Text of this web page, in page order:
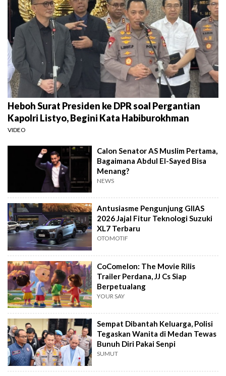
Heboh Surat Presiden ke DPR soal Pergantian
Kapolri Listyo, Begini Kata Habiburokhman
VIDEO
Calon Senator AS Muslim Pertama,
Bagaimana Abdul El-Sayed Bisa
Menang?
NEWS
Antusiasme Pengunjung GIIAS
2026 Jajal Fitur Teknologi Suzuki
XL7 Terbaru
OTOMOTIF
CoComelon: The Movie Rilis
Trailer Perdana, JJ Cs Siap
Berpetualang
YOUR SAY
Sempat Dibantah Keluarga, Polisi
Tegaskan Wanita di Medan Tewas
Bunuh Diri Pakai Senpi
SUMUT